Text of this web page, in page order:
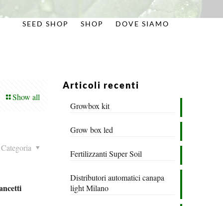
SEED SHOP SHOP DOVE SIAMO
Show all
Categoria
Articoli recenti
Growbox kit
Grow box led
Fertilizzanti Super Soil
Distributori automatici canapa
light Milano